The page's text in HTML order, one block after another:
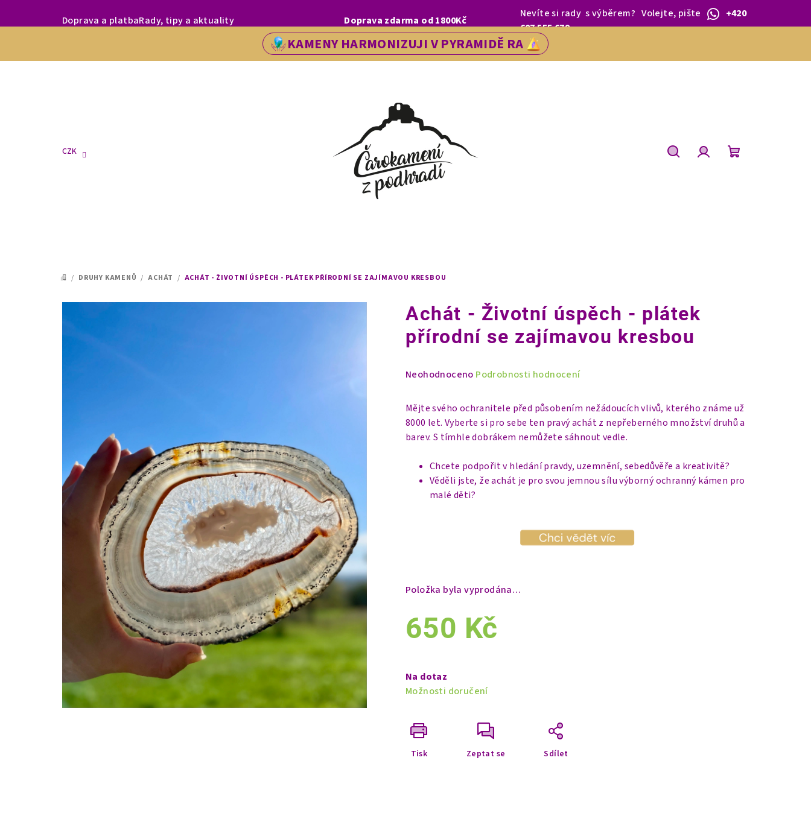
MILÍ ZÁKAZNÍCI, LETOS SE NA VÁS V NAŠÍ PRODEJNĚ V ŘEDHOŠTI BUDEME TĚŠIT OD 1.BŘEZNA.
Doprava a platbaRady, tipy a aktuality Doprava zdarma od 1800Kč
Nevíte si rady s výběrem?Volejte, pište
+420
607 555 679
KAMENY HARMONIZUJI V PYRAMIDĚ RA
CZK
DOMŮ
/ DRUHY KAMENŮ / ACHÁT / ACHÁT - ŽIVOTNÍ ÚSPĚCH - PLÁTEK PŘÍRODNÍ SE ZAJÍMAVOU KRESBOU
Achát - Životní úspěch - plátek
přírodní se zajímavou kresbou
Průměrné
produktu
je
0,0
hvězdiček.
Neohodnoceno Podrobnosti hodnocení
Mějte svého ochranitele před působením nežádoucích vlivů, kterého známe už
8000 let. Vyberte si pro sebe ten pravý achát z nepřeberného množství druhů a
barev. S tímhle dobrákem nemůžete sáhnout vedle.
Chcete podpořit v hledání pravdy, uzemnění, sebedůvěře a kreativitě?
Věděli jste, že achát je pro svou jemnou sílu výborný ochranný kámen pro
malé děti?
Položka byla vyprodána…
650 Kč
cena:
Na dotaz
Možnosti doručení
Tisk Zeptat se Sdílet